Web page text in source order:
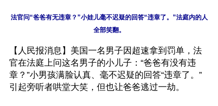
法官问“爸爸有无违章？”小娃儿毫不迟疑的回答“违章了。”法庭内的人
【人民报消息】美国一名男子因超速拿到罚单，法
官在法庭上问这名男子的小儿子：“爸爸有没有违
章？”小男孩满脸认真、毫不迟疑的回答“违章了。”
引起旁听者哄堂大笑，但也让爸爸逃过一劫。